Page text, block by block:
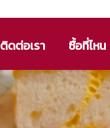
ติดต่อเรา ซื้อที่ไหน